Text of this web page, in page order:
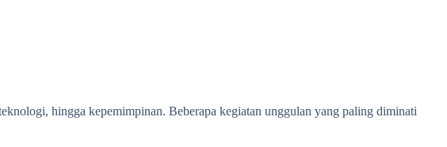
hingga kepemimpinan. Beberapa kegiatan unggulan yang paling diminati